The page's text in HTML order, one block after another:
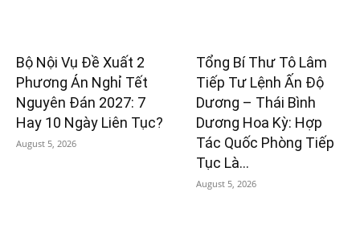
Bộ Nội Vụ Đề Xuất 2
Phương Án Nghỉ Tết
Nguyên Đán 2027: 7
Hay 10 Ngày Liên Tục?
August 5, 2026
Tổng Bí Thư Tô Lâm
Tiếp Tư Lệnh Ấn Độ
Dương – Thái Bình
Dương Hoa Kỳ: Hợp
Tác Quốc Phòng Tiếp
Tục Là...
August 5, 2026